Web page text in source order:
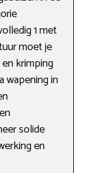
1 met
moet je
krimping
wapening in
solide
en